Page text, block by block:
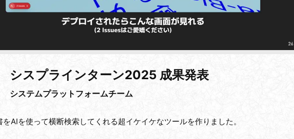
シスプラインターン2025 成果発表
システムプラットフォームチーム
をAIを使って横断検索してくれる超イケイケなツールを作りました。